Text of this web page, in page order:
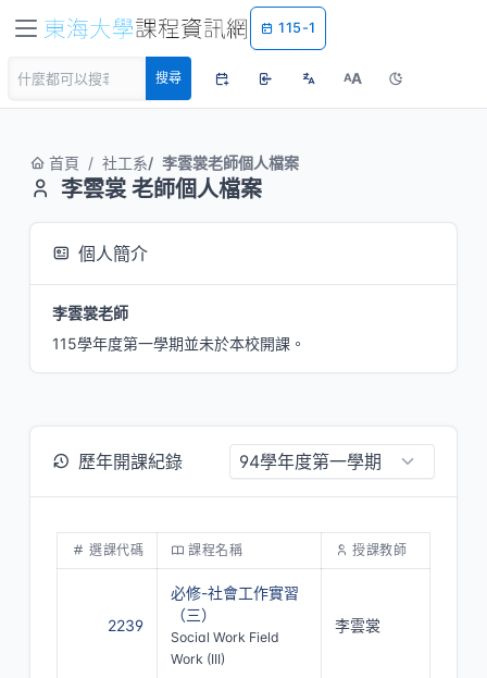
115-1
搜尋 AA
首頁 社工系 李雲裳老師個人檔案
李雲裳 老師個人檔案
個人簡介
李雲裳老師
115學年度第一學期並未於本校開課。
歷年開課紀錄
選課代碼 課程名稱 授課教師
2239
必修-社會工作實習
（三）
Social Work Field
Work (III)
李雲裳